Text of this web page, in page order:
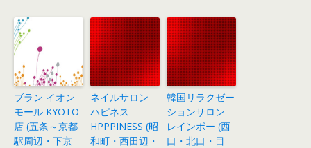
ブラン イオン
モール KYOTO
店 (五条～京都
駅周辺・下京
ネイルサロン
ハピネス
HPPPINESS (昭
和町・西田辺・
韓国リラクゼー
ションサロン
レインボー (西
口・北口・目